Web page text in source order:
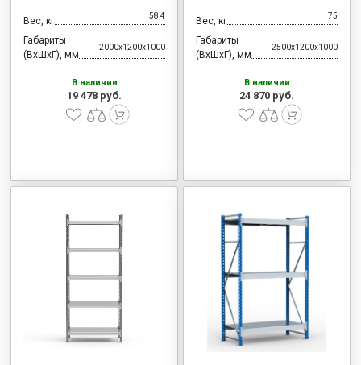
МЕБЕЛЬ ДЛЯ СТОЛОВЫХ
СТАЛЬНЫЕ ДВЕРИ
Вес, кг 58,4
Габариты
(ВхШхГ), мм
2000x1200x1000
В наличии
19 478 руб.
Вес, кг 75
Габариты
(ВхШхГ), мм
2500x1200x1000
В наличии
24 870 руб.